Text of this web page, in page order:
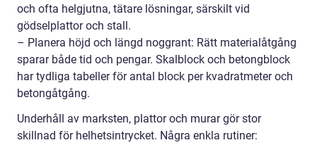
och ofta helgjutna, tätare lösningar, särskilt vid
gödselplattor och stall.
– Planera höjd och längd noggrant: Rätt materialåtgång
sparar både tid och pengar. Skalblock och betongblock
har tydliga tabeller för antal block per kvadratmeter och
betongåtgång.
Underhåll av marksten, plattor och murar gör stor
skillnad för helhetsintrycket. Några enkla rutiner: